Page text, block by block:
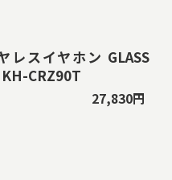
レスイヤホン GLASS
CRZ90T
27,830円